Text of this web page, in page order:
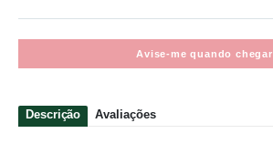
Avise-me quando chegar
Descrição Avaliações